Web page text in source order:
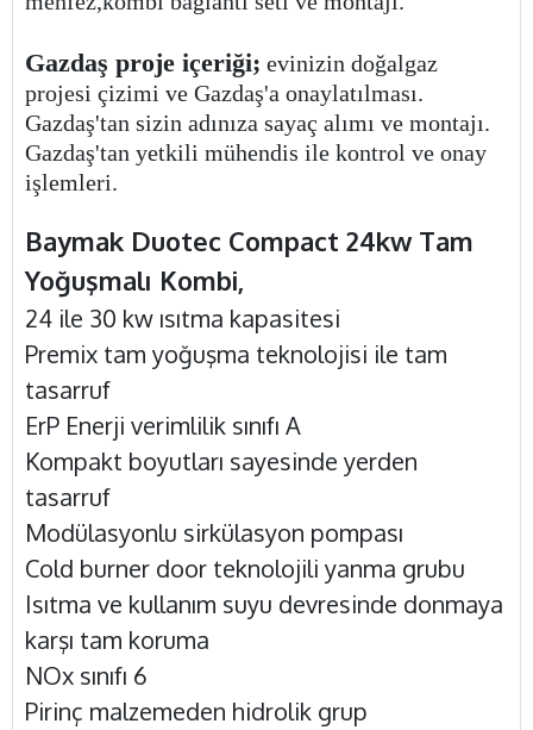
Gazdaş proje içeriği; evinizin doğalgaz
projesi çizimi ve Gazdaş'a onaylatılması.
Gazdaş'tan sizin adınıza sayaç alımı ve montajı.
Gazdaş'tan yetkili mühendis ile kontrol ve onay
işlemleri.
Baymak Duotec Compact 24kw Tam
Yoğuşmalı Kombi,
24 ile 30 kw ısıtma kapasitesi
Premix tam yoğuşma teknolojisi ile tam
tasarruf
ErP Enerji verimlilik sınıfı A
Kompakt boyutları sayesinde yerden
tasarruf
Modülasyonlu sirkülasyon pompası
Cold burner door teknolojili yanma grubu
Isıtma ve kullanım suyu devresinde donmaya
karşı tam koruma
NOx sınıfı 6
Pirinç malzemeden hidrolik grup